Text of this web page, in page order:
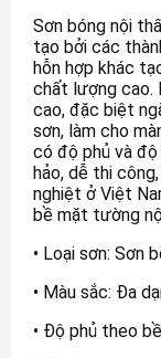
Sơn bóng nội
tạo bởi các
hỗn hợp khác
chất lượng cao.
cao, đặc biệt
sơn, làm cho
có độ phủ và
hảo, dễ thi
nghiệt ở Việt
bề mặt tường
• Loại sơn: Sơn
• Màu sắc: Đa
• Độ phủ theo